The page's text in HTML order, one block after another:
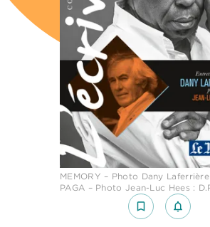
MEMORY – Photo Dany
PAGA – Photo Jean-Luc Hees :
bookmark_border